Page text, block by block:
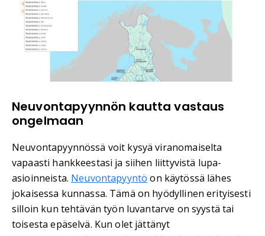
Neuvontapyynnön kautta vastaus
ongelmaan
Neuvontapyynnössä voit kysyä viranomaiselta
vapaasti hankkeestasi ja siihen liittyvistä lupa-
asioinneista. Neuvontapyyntö on käytössä lähes
jokaisessa kunnassa. Tämä on hyödyllinen erityisesti
silloin kun tehtävän työn luvantarve on syystä tai
toisesta epäselvä. Kun olet jättänyt